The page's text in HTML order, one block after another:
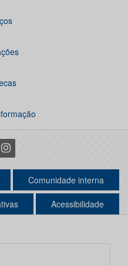
Instagram
Comunidade interna
Acessibilidade